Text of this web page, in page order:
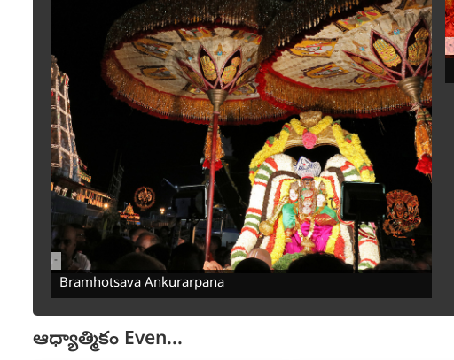
-
Bramhotsava Ankurarpana
-
ఆధ్యాత్మికం Even...